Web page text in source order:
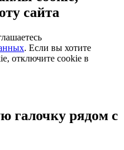
сайта
. Если вы хотите
отключите cookie в
галочку рядом с